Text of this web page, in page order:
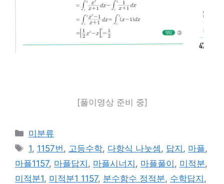
[풀이영상 준비 중]
카
테
고
리
미분류
태
그
1, 1157번 , 고등수학, 다항식 나눗셈 , 답지 , 마플,
마플1157, 마플답지 , 마플시너지 , 마플풀이 , 미적분,
미적분1, 미적분1 1157, 분수함수 정적분, 수학답지 ,